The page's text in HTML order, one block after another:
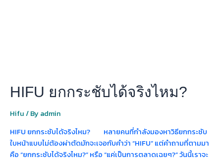
HIFU ยกกระชับได้จริงไหม?
Hifu/ By admin
HIFU ยกกระชับได้จริงไหม? หลายคนที่กำลังมองหาวิธียกกระชับ
ใบหน้าแบบไม่ต้องผ่าตัดมักจะเจอกับคำว่า “HIFU” แต่คำถามที่ตามมา
คือ “ยกกระชับได้จริงไหม?” หรือ “แค่เป็นการตลาดเฉยๆ?” วันนี้เราจะ